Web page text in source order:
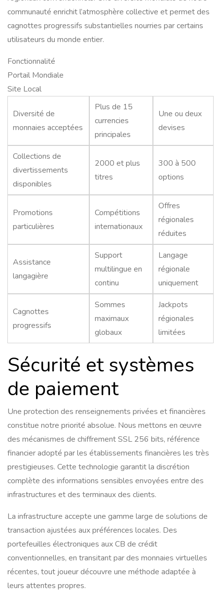
communauté enrichit l’atmosphère collective et permet des
cagnottes progressifs substantielles nourries par certains
utilisateurs du monde entier.
Fonctionnalité
Portail Mondiale
Site Local
Diversité de
monnaies acceptées
Plus de 15
currencies
principales
Une ou deux
devises
Collections de
divertissements
disponibles
2000 et plus
titres
300 à 500
options
Promotions
particulières
Compétitions
internationaux
Offres
régionales
réduites
Assistance
langagière
Support
multilingue en
continu
Langage
régionale
uniquement
Cagnottes
progressifs
Sommes
maximaux
globaux
Jackpots
régionales
limitées
Sécurité et systèmes
de paiement
Une protection des renseignements privées et financières
constitue notre priorité absolue. Nous mettons en œuvre
des mécanismes de chiffrement SSL 256 bits, référence
financier adopté par les établissements financières les très
prestigieuses. Cette technologie garantit la discrétion
complète des informations sensibles envoyées entre des
infrastructures et des terminaux des clients.
La infrastructure accepte une gamme large de solutions de
transaction ajustées aux préférences locales. Des
portefeuilles électroniques aux CB de crédit
conventionnelles, en transitant par des monnaies virtuelles
récentes, tout joueur découvre une méthode adaptée à
leurs attentes propres.